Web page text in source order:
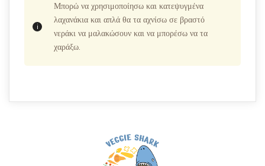
Μπορώ να χρησιμοποίησω και κατεψυγμένα
λαχανάκια και απλά θα τα αχνίσω σε βραστό
νεράκι να μαλακώσουν και να μπορέσω να τα
χαράξω.